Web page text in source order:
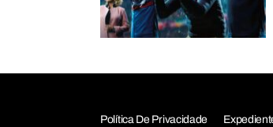
Política De Privacidade